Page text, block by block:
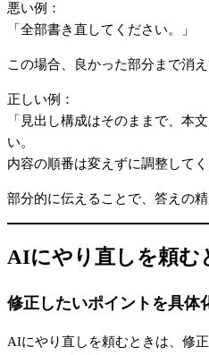
悪い例：
「全部書き直してください。」
この場合、良かった部分まで消え
正しい例：
「見出し構成はそのままで、本
い。
内容の順番は変えずに調整してく
部分的に伝えることで、答えの精
AIにやり直しを頼む
修正したいポイントを具体
AIにやり直しを頼むときは、修